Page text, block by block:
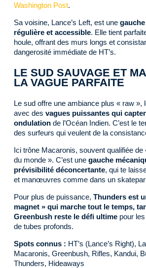
Washington Post.
Sa voisine, Lance’s Left, est une
régulière et accessible. Elle tient
houle, offrant des murs longs et
dangerosité immédiate de HT’s.
LE SUD SAUVAGE ET
LA VAGUE PARFAITE
Le sud offre une ambiance plus « raw »,
avec des vagues puissantes qui
ondulation de l’Océan Indien. C’est le
des surfeurs qui veulent de la
Ici trône Macaronis, souvent qualifiée de
du monde ». C’est une gauche
prévisibilité déconcertante, qui te
et manœuvres comme dans un
Pour plus de puissance, Thunders est
magnet » qui marche tout le temps,
Greenbush reste le défi ultime pour
de tubes profonds.
Spots connus : HT’s (Lance’s Right),
Macaronis, Greenbush, Rifles, Kandui,
Thunders, Hideaways